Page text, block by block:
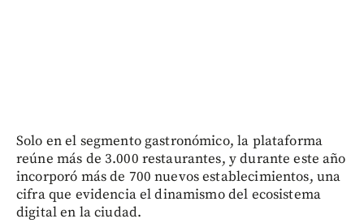
Solo en el segmento gastronómico, la plataforma
reúne más de 3.000 restaurantes, y durante este año
incorporó más de 700 nuevos establecimientos, una
cifra que evidencia el dinamismo del ecosistema
digital en la ciudad.